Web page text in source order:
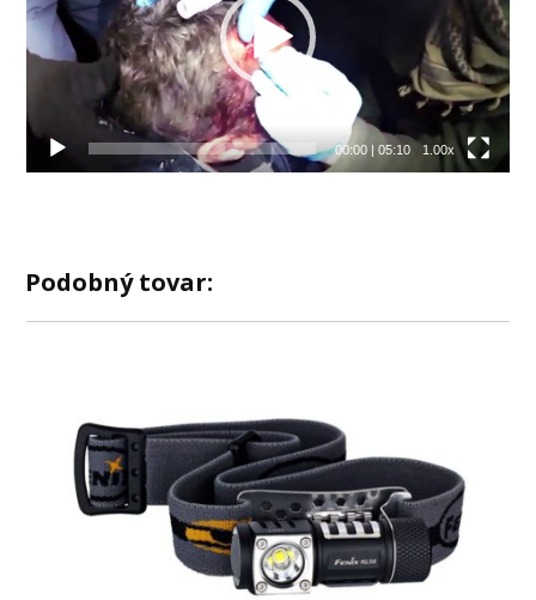
00:00| 05:10 1.00x
Podobný tovar: